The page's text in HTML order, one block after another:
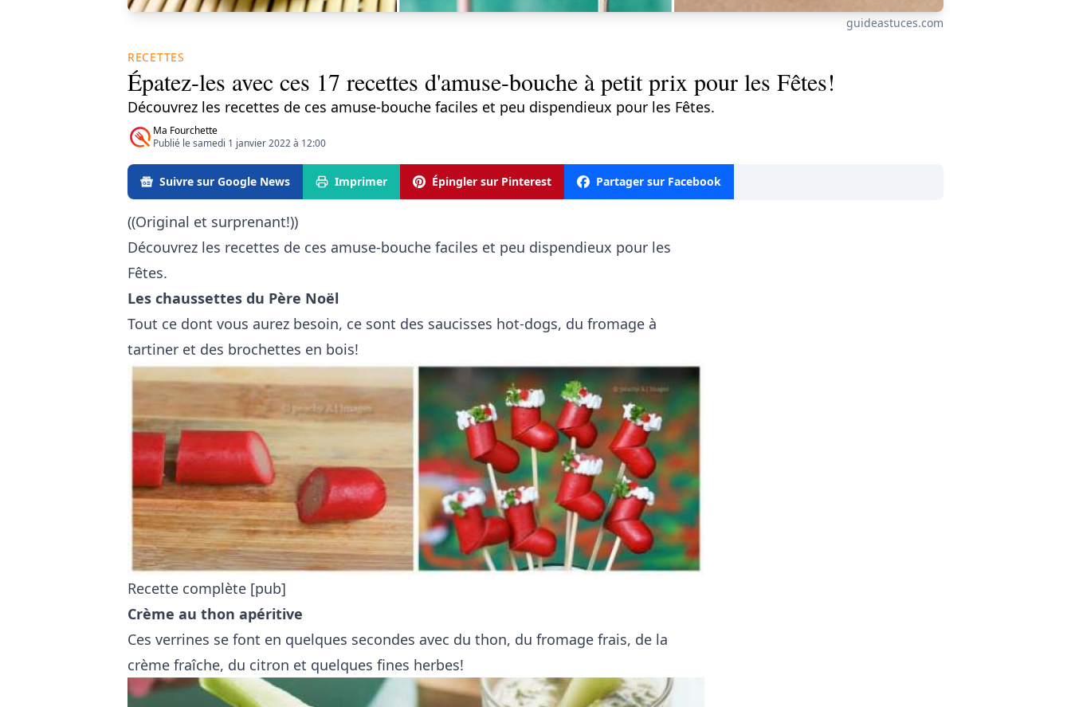
guideastuces.com
RECETTES
Épatez-les avec ces 17 recettes d'amuse-bouche à petit prix pour les Fêtes!
Découvrez les recettes de ces amuse-bouche faciles et peu dispendieux pour les Fêtes.
Ma Fourchette
Publié le samedi 1 janvier 2022 à 12:00
Suivre sur Google News Imprimer Épingler sur Pinterest Partager sur Facebook
((Original et surprenant!))
Découvrez les recettes de ces amuse-bouche faciles et peu dispendieux pour les
Fêtes.
Les chaussettes du Père Noël
Tout ce dont vous aurez besoin, ce sont des saucisses hot-dogs, du fromage à
tartiner et des brochettes en bois!
Recette complète [pub]
Crème au thon apéritive
Ces verrines se font en quelques secondes avec du thon, du fromage frais, de la
crème fraîche, du citron et quelques fines herbes!